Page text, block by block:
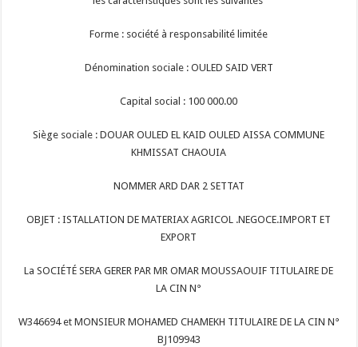
Forme : société à responsabilité limitée
Dénomination sociale : OULED SAID VERT
Capital social : 100 000.00
Siège sociale : DOUAR OULED EL KAID OULED AISSA COMMUNE
KHMISSAT CHAOUIA
NOMMER ARD DAR 2 SETTAT
OBJET : ISTALLATION DE MATERIAX AGRICOL .NEGOCE.IMPORT ET
EXPORT
La SOCIÉTÉ SERA GERER PAR MR OMAR MOUSSAOUIF TITULAIRE DE
LA CIN N°
W346694 et MONSIEUR MOHAMED CHAMEKH TITULAIRE DE LA CIN N°
BJ109943